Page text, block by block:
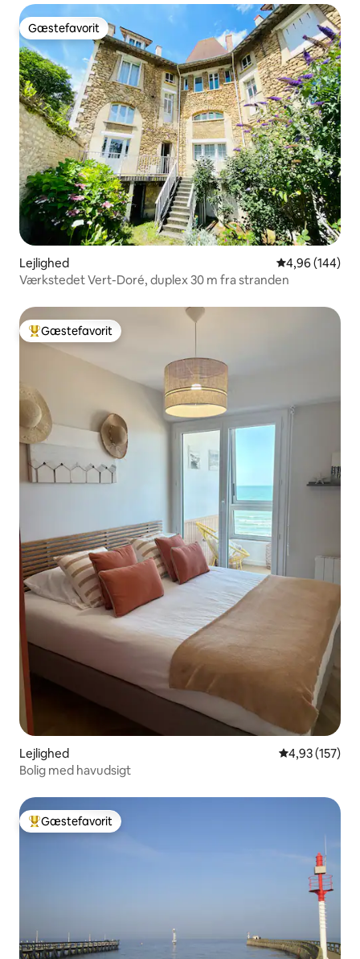
Gæstefavorit
Gæstefavorit
Lejlighed 4,96 ud af 5 i
4,96 (144)
Værkstedet Vert-Doré, duplex 30 m fra stranden
Bedste gæstefavorit
Gæstefavorit
Lejlighed 4,93 ud af 5 i
4,93 (157)
Bolig med havudsigt
Bedste gæstefavorit
Gæstefavorit